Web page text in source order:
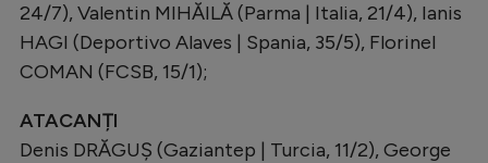
24/7), Valentin MIHĂILĂ (Parma | Italia, 21/4), Ianis
HAGI (Deportivo Alaves | Spania, 35/5), Florinel
COMAN (FCSB, 15/1);
ATACANȚI
Denis DRĂGUȘ (Gaziantep | Turcia, 11/2), George